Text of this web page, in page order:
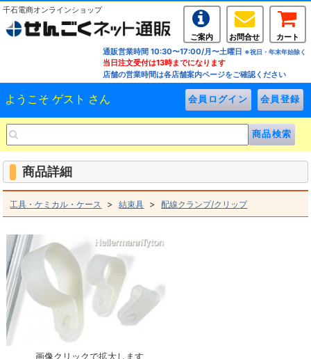
千石電商オンラインショップ
ご案内 お問合せ
カート
通販営業時間 10:30〜17:00/月〜土曜日 ※祝日・年末年始除く
当日注文受付は13時までになります
店舗の営業時間は各店舗案内ページをご確認ください
ようこそ ゲスト さん
商品詳細
工具・ケミカル・ケース >結束具 >配線クランプ/クリップ
画像クリックで拡大します